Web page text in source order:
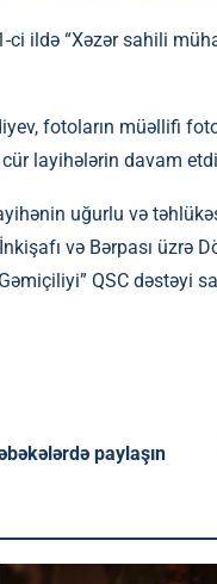
ildə “Xəzər sahili
fotoların müəllifi
layihələrin davam
uğurlu və
və Bərpası üzrə
QSC dəstəyi
paylaşın